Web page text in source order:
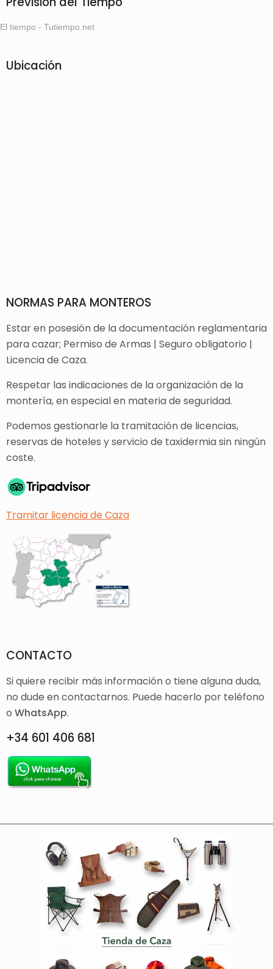
El tiempo - Tutiempo.net
Ubicación
NORMAS PARA MONTEROS
Estar en posesión de la documentación reglamentaria
para cazar; Permiso de Armas | Seguro obligatorio |
Licencia de Caza.
Respetar las indicaciones de la organización de la
montería, en especial en materia de seguridad.
Podemos gestionarle la tramitación de licencias,
reservas de hoteles y servicio de taxidermia sin ningún
coste.
Tramitar licencia de Caza
CONTACTO
Si quiere recibir más información o tiene alguna duda,
no dude en contactarnos. Puede hacerlo por teléfono
o WhatsApp.
+34 601 406 681